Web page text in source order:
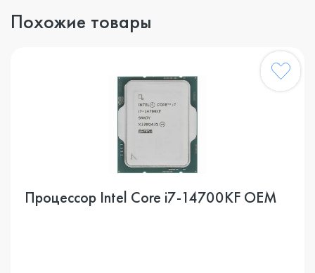
Похожие товары
Процессор Intel Core i7-14700KF OEM